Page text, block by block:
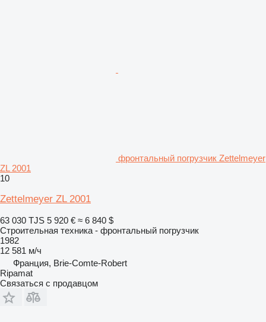
фронтальный погрузчик Zettelmeyer
ZL 2001
10
Zettelmeyer ZL 2001
63 030 TJS 5 920 € ≈ 6 840 $
Строительная техника - фронтальный погрузчик
1982
12 581 м/ч
Франция, Brie-Comte-Robert
Ripamat
Связаться с продавцом